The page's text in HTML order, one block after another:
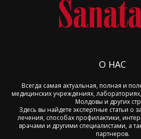
О НАС
Всегда самая актуальная, полная и
медицинских учреждениях,
Молдовы и других
Здесь вы найдете экспертные статьи о
лечения, способах профилактики,
врачами и другими специалистами, а
партнеров.